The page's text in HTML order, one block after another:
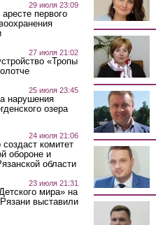
29 июля 23:09
первого
27 июля 21:02
«Тропы
25 июля 23:45
нарушения
озера
24 июля 21:06
комитет
обороне и
области
23 июля 21:31
мира» на
выставили